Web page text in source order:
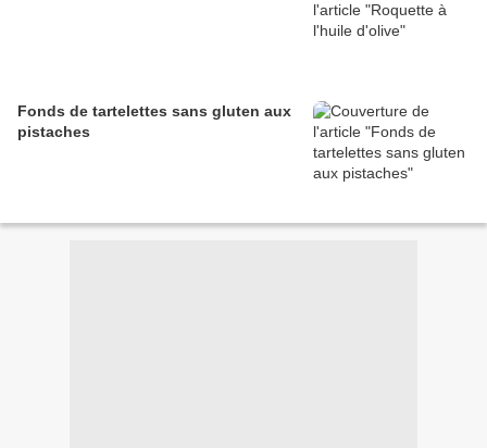
Fonds de tartelettes sans gluten aux
pistaches